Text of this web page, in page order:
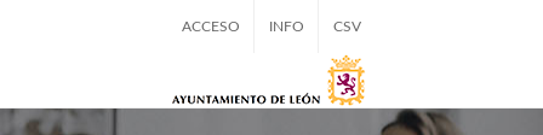
ACCESO INFO CSV